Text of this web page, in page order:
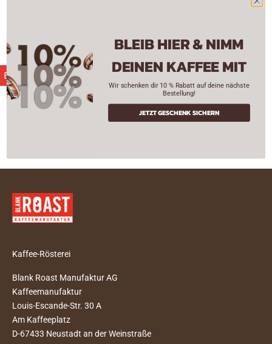
CASH-BACK GUTHABEN
Kaffee-Rösterei
Blank Roast Manufaktur AG
Kaffeemanufaktur
Louis-Escande-Str. 30 A
Am Kaffeeplatz
D-67433 Neustadt an der Weinstraße
BLEIB HIER & NIMM
DEINEN KAFFEE MIT
Wir schenken dir 10 % Rabatt auf deine nächste
Bestellung!
JETZT GESCHENK SICHERN